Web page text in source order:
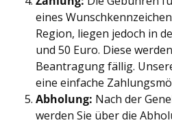
eines
Region, liegen jedoch in
und 50 Euro. Diese
Beantragung fällig.
eine einfache
Abholung: Nach der
werden Sie über die